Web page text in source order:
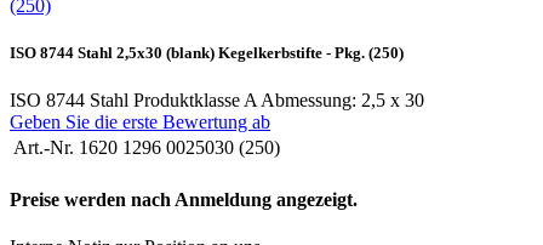
ISO 8744 Stahl 2,5x30 (blank) Kegelkerbstifte - Pkg. (250)
ISO 8744 Stahl Produktklasse A Abmessung: 2,5 x 30
Geben Sie die erste Bewertung ab
Art.-Nr. 1620 1296 0025030 (250)
Preise werden nach Anmeldung angezeigt.